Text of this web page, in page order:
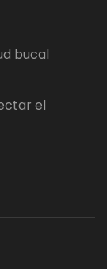
bucal
el